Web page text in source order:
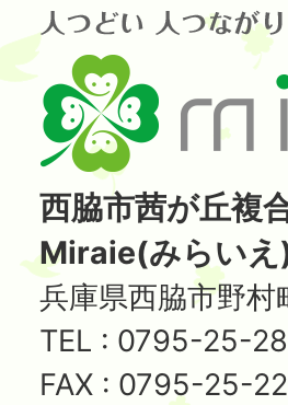
西脇市茜が丘複
Miraie(みらいえ
兵庫県西脇市野村
TEL : 0795-25-
FAX : 0795-25-